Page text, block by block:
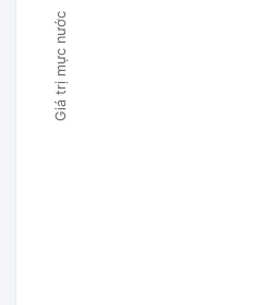
Giá trị mực nước